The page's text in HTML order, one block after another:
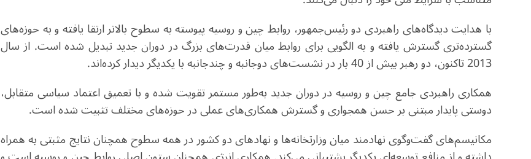
با هدایت دیدگاه‌های راهبردی دو رئیس‌جمهور، روابط چین و روسیه پیوسته به سطوح بالاتر ارتقا یافته و به حوزه‌های
گسترده‌تری گسترش یافته و به الگویی برای روابط میان قدرت‌های بزرگ در دوران جدید تبدیل شده است. از سال
2013 تاکنون، دو رهبر بیش از 40 بار در نشست‌های دوجانبه و چندجانبه با یکدیگر دیدار کرده‌اند.
همکاری راهبردی جامع چین و روسیه در دوران جدید به‌طور مستمر تقویت شده و با تعمیق اعتماد سیاسی متقابل،
دوستی پایدار مبتنی بر حسن همجواری و گسترش همکاری‌های عملی در حوزه‌های مختلف تثبیت شده است.
مکانیسم‌های گفت‌وگوی نهادمند میان وزارتخانه‌ها و نهادهای دو کشور در همه سطوح همچنان نتایج مثبتی به همراه